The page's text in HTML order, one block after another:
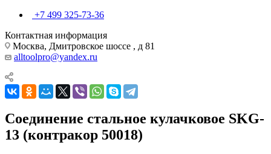
+7 499 325-73-36
Контактная информация
Москва, Дмитровское шоссе , д 81
alltoolpro@yandex.ru
Соединение стальное кулачковое SKG-
13 (контракор 50018)